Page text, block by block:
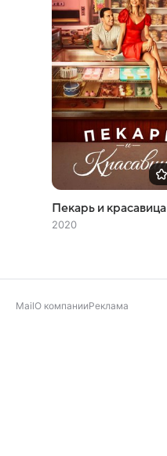
Пекарь и красавица
2020
MailО компанииРеклама